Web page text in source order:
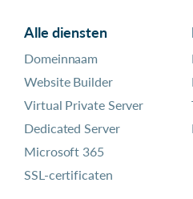
Alle diensten
Domeinnaam
Website Builder
Virtual Private Server
Dedicated Server
Microsoft 365
SSL-certificaten